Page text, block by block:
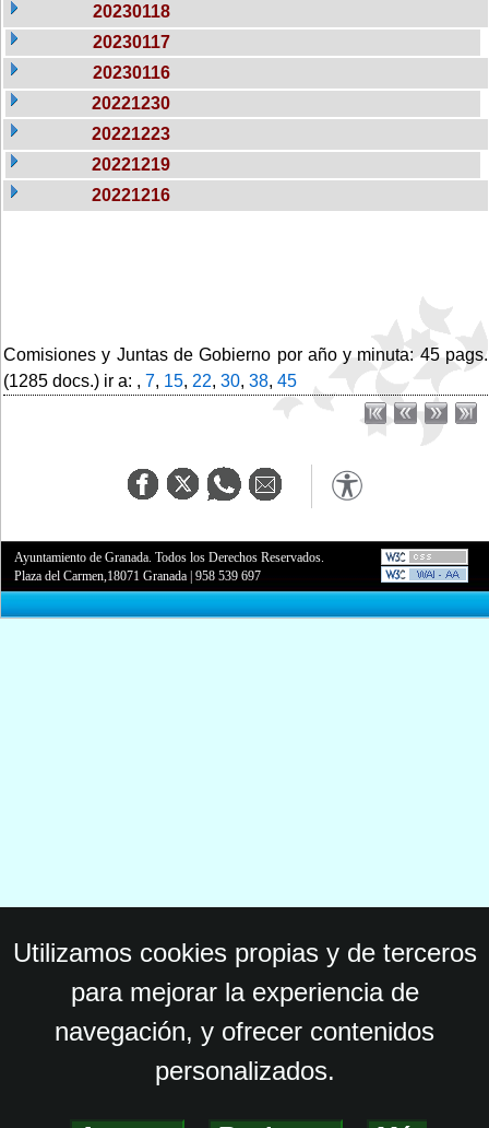
20230118
20230117
20230116
20221230
20221223
20221219
20221216
Comisiones y Juntas de Gobierno por año y minuta: 45 pags.
(1285 docs.) ir a: , 7, 15, 22, 30, 38, 45
Ayuntamiento de Granada. Todos los Derechos Reservados.
Plaza del Carmen,18071 Granada |958 539 697
Utilizamos cookies propias y de terceros
para mejorar la experiencia de
navegación, y ofrecer contenidos
personalizados.